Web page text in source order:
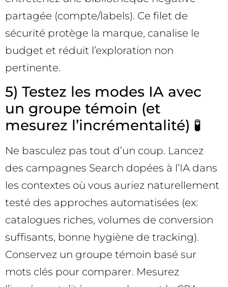
partagée (compte/labels). Ce filet de
sécurité protège la marque, canalise le
budget et réduit l’exploration non
pertinente.
5) Testez les modes IA avec
un groupe témoin (et
mesurez l’incrémentalité) 🧪
Ne basculez pas tout d’un coup. Lancez
des campagnes Search dopées à l’IA dans
les contextes où vous auriez naturellement
testé des approches automatisées (ex:
catalogues riches, volumes de conversion
suffisants, bonne hygiène de tracking).
Conservez un groupe témoin basé sur
mots clés pour comparer. Mesurez